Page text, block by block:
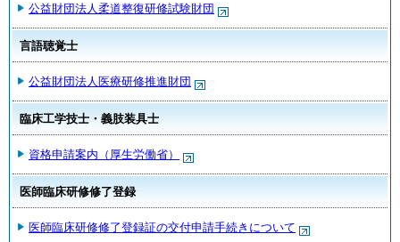
公益財団法人柔道整復研修試験財団
言語聴覚士
公益財団法人医療研修推進財団
臨床工学技士・義肢装具士
資格申請案内（厚生労働省）
医師臨床研修修了登録
医師臨床研修修了登録証の交付申請手続きについて